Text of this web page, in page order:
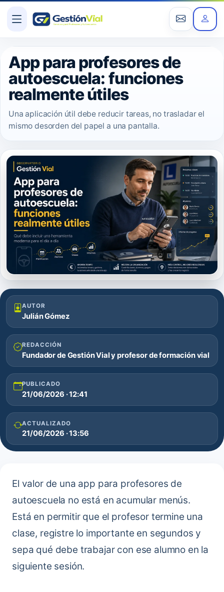
App para profesores de
autoescuela: funciones
realmente útiles
Una aplicación útil debe reducir tareas, no trasladar el
mismo desorden del papel a una pantalla.
AUTOR
Julián Gómez
REDACCIÓN
Fundador de Gestión Vial y profesor de formación vial
PUBLICADO
21/06/2026 · 12:41
ACTUALIZADO
21/06/2026 · 13:56
El valor de una app para profesores de
autoescuela no está en acumular menús.
Está en permitir que el profesor termine una
clase, registre lo importante en segundos y
sepa qué debe trabajar con ese alumno en la
siguiente sesión.